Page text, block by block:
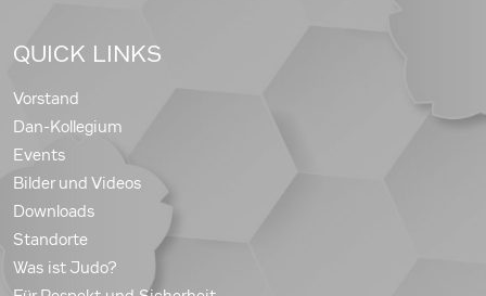
QUICK LINKS
Vorstand
Dan-Kollegium
Events
Bilder und Videos
Downloads
Standorte
Was ist Judo?